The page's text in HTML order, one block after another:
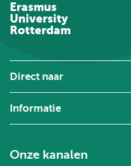
Erasmus
University
Rotterdam
Direct naar
Informatie
Onze kanalen